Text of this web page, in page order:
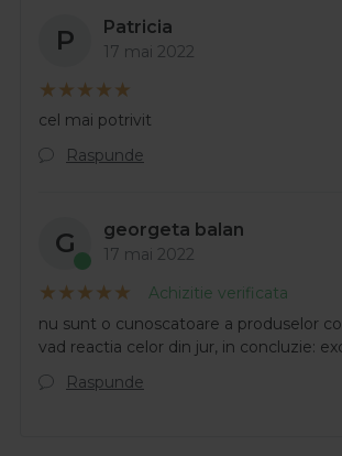
P Patricia
17 mai 2022
cel mai potrivit
Raspunde
G georgeta balan
17 mai 2022
Achizitie verificata
nu sunt o cunoscatoare a produselor
vad reactia celor din jur, in concluzie:
Raspunde